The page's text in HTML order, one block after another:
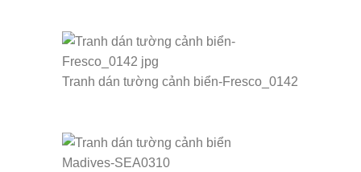
Tranh dán tường cảnh biển-Fresco_0142